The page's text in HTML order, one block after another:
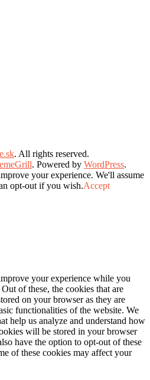
. All rights reserved.
. Powered by WordPress.
your experience. We'll assume
opt-out if you wish.Accept
your experience while you
of these, the cookies that are
on your browser as they are
functionalities of the website. We
help us analyze and understand how
will be stored in your browser
have the option to opt-out of these
of these cookies may affect your